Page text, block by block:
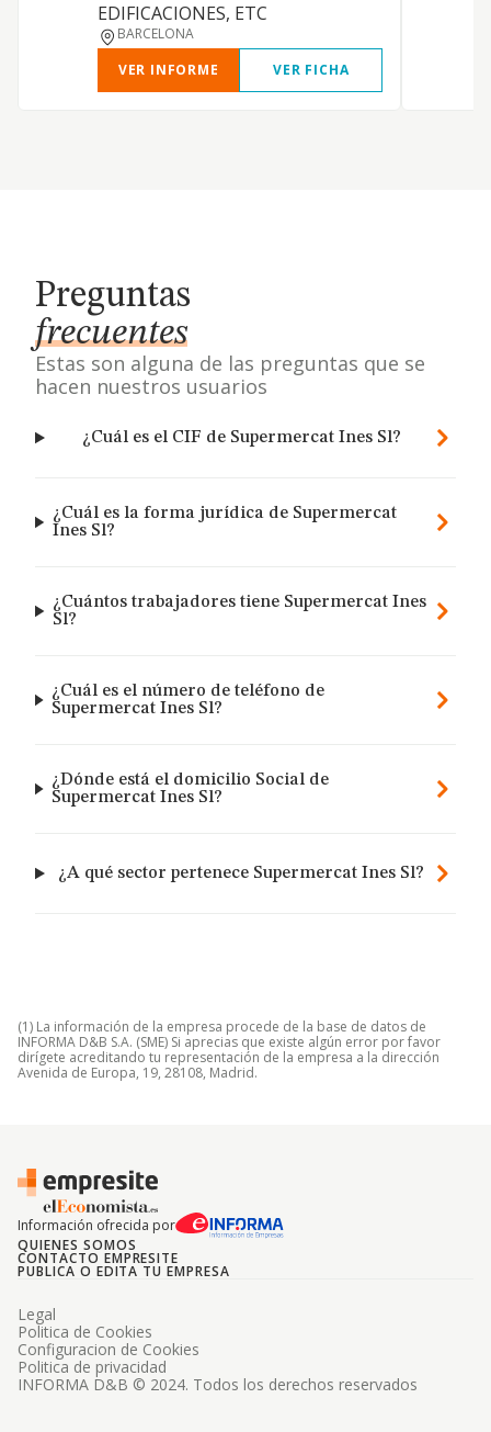
EDIFICACIONES, ETC
BARCELONA
VER INFORME
VER FICHA
Preguntas
frecuentes
Estas son alguna de las preguntas que se
hacen nuestros usuarios
¿Cuál es el CIF de Supermercat Ines Sl?
¿Cuál es la forma jurídica de Supermercat
Ines Sl?
¿Cuántos trabajadores tiene Supermercat Ines
Sl?
¿Cuál es el número de teléfono de
Supermercat Ines Sl?
¿Dónde está el domicilio Social de
Supermercat Ines Sl?
¿A qué sector pertenece Supermercat Ines Sl?
(1) La información de la empresa procede de la base de datos de
INFORMA D&B S.A. (SME) Si aprecias que existe algún error por favor
dirígete acreditando tu representación de la empresa a la dirección
Avenida de Europa, 19, 28108, Madrid.
Información ofrecida por
QUIENES SOMOS
CONTACTO EMPRESITE
PUBLICA O EDITA TU EMPRESA
INFORMA D&B © 2024. Todos los derechos reservados
Legal
Politica de Cookies
Configuracion de Cookies
Politica de privacidad